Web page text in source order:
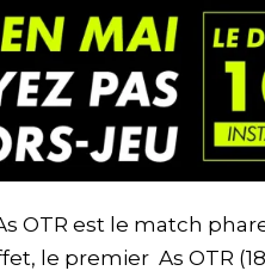
OTR est le match
le premier As OTR